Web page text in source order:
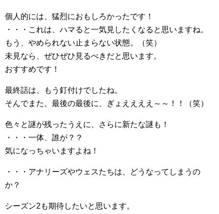
個人的には、猛烈におもしろかったです！
・・・これは、ハマると一気見したくなると思いますね。
もう、やめられない止まらない状態。（笑）
未見なら、ぜひぜひ見るべきだと思います。
おすすめです！
最終話は、もう釘付けでしたね。
そんでまた、最後の最後に、ぎょええええ～～！！（笑）
色々と謎が残ったうえに、さらに新たな謎も！
・・・一体、誰が？？
気になっちゃいますよね！
・・・アナリーズやウェスたちは、どうなってしまうの
か？
シーズン2も期待したいと思います。